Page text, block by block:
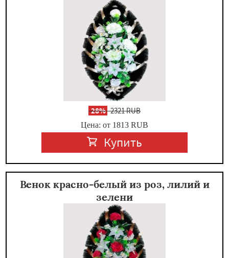
-28%2321 RUB
Цена: от 1813 RUB
Купить
Венок красно-белый из роз, лилий и
зелени